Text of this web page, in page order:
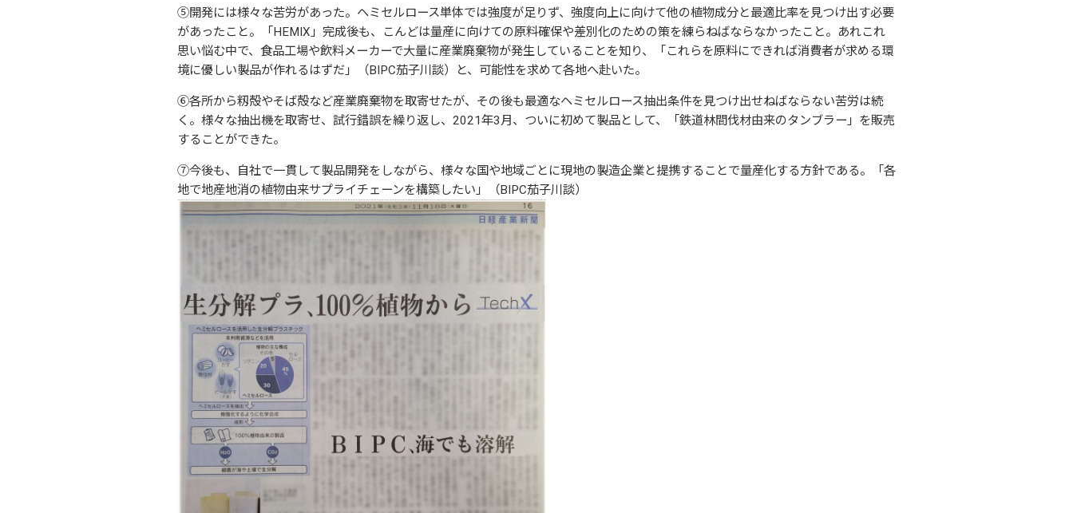
⑤開発には様々な苦労があった。 ヘミセルロース単体では強度が足りず、強度向上に向けて他の植物成分と最適比率を見つけ出す必要
があったこと。「HEMIX」完成後も、こんどは量産に向けての原料確保や差別化のための策を練らねばならなかったこと。あれこれ
思い悩む中で、食品工場や飲料メーカーで大量に産業廃棄物が発生していることを知り、「これらを原料にできれば消費者が求める環
境に優しい製品が作れるはずだ」（BIPC茄子川談）と、可能性を求めて各地へ赴いた。
⑥各所から籾殻やそば殻など産業廃棄物を取寄せたが、その後も最適なヘミセルロース抽出条件を見つけ出せねばならない苦労は続
く。様々な抽出機を取寄せ、試行錯誤を繰り返し、2021年3月、ついに初めて製品として、「鉄道林間伐材由来のタンブラー」を販売
することができた。
⑦今後も、自社で一貫して製品開発をしながら、様々な国や地域ごとに現地の製造企業と提携することで量産化する方針である。「各
地で地産地消の植物由来サプライチェーンを構築したい」（BIPC茄子川談）